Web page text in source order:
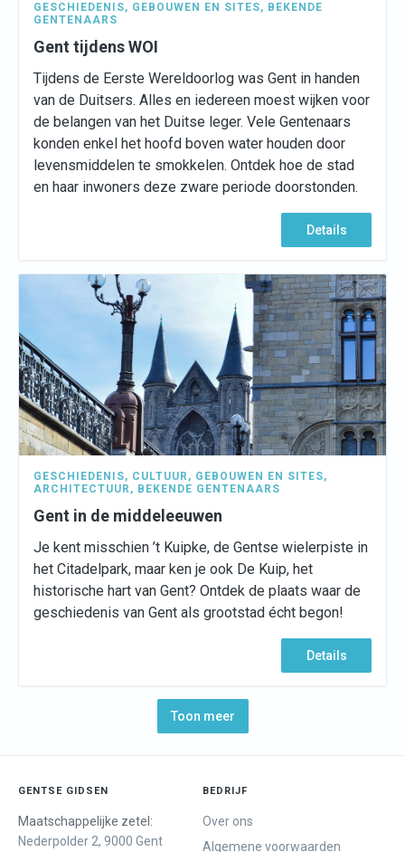
GESCHIEDENIS, GEBOUWEN EN SITES, BEKENDE
GENTENAARS
Gent tijdens WOI
Tijdens de Eerste Wereldoorlog was Gent in handen
van de Duitsers. Alles en iedereen moest wijken voor
de belangen van het Duitse leger. Vele Gentenaars
konden enkel het hoofd boven water houden door
levensmiddelen te smokkelen. Ontdek hoe de stad
en haar inwoners deze zware periode doorstonden.
Details
GESCHIEDENIS, CULTUUR , GEBOUWEN EN SITES,
ARCHITECTUUR , BEKENDE GENTENAARS
Gent in de middeleeuwen
Je kent misschien ’t Kuipke, de Gentse wielerpiste in
het Citadelpark, maar ken je ook De Kuip, het
historische hart van Gent? Ontdek de plaats waar de
geschiedenis van Gent als grootstad écht begon!
Details
Toon meer
GENTSE GIDSEN
Maatschappelijke zetel:
Nederpolder 2, 9000 Gent
BEDRIJF
Over ons
Algemene voorwaarden